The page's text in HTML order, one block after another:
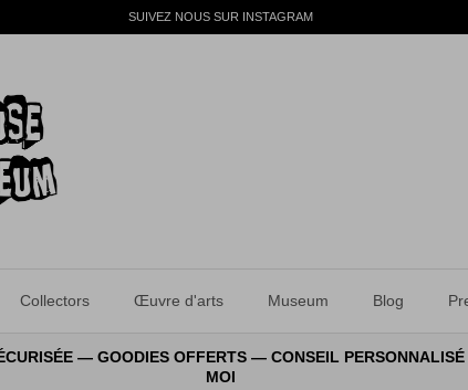
SUIVEZ NOUS SUR INSTAGRAM
Collectors Œuvre d'arts Museum Blog
— GOODIES OFFERTS — CONSEIL
MOI